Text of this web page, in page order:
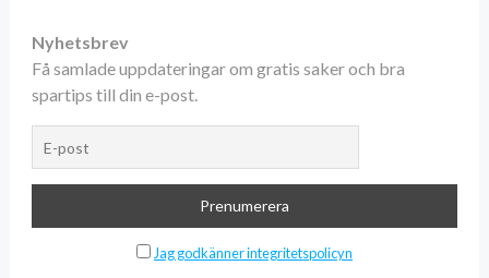
Nyhetsbrev
Få samlade uppdateringar om gratis saker och bra
spartips till din e-post.
Jag godkänner integritetspolicyn